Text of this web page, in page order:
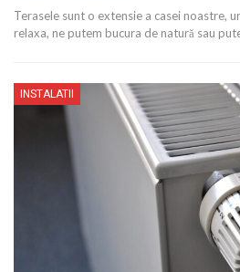
Terasele sunt o extensie a casei noastre,
relaxa, ne putem bucura de natură sau
INSTALATII